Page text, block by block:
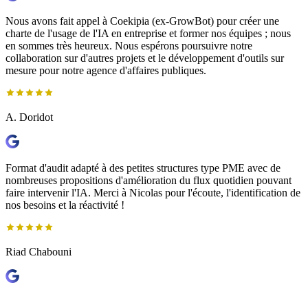
Nous avons fait appel à Coekipia (ex-GrowBot) pour créer une
charte de l'usage de l'IA en entreprise et former nos équipes ; nous
en sommes très heureux. Nous espérons poursuivre notre
collaboration sur d'autres projets et le développement d'outils sur
mesure pour notre agence d'affaires publiques.
A. Doridot
Format d'audit adapté à des petites structures type PME avec de
nombreuses propositions d'amélioration du flux quotidien pouvant
faire intervenir l'IA. Merci à Nicolas pour l'écoute, l'identification de
nos besoins et la réactivité !
Riad Chabouni